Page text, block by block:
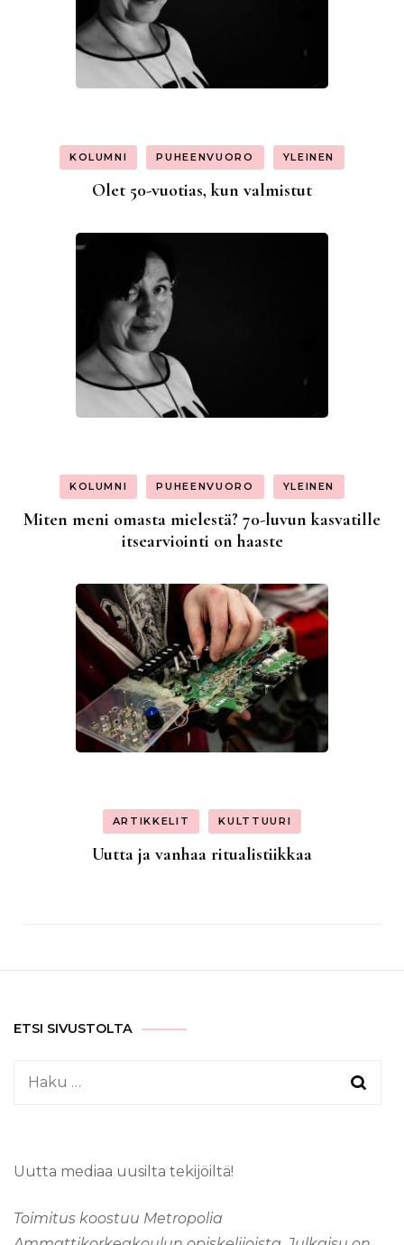
KOLUMNI PUHEENVUORO YLEINEN
Olet 50-vuotias, kun valmistut
KOLUMNI PUHEENVUORO YLEINEN
Miten meni omasta mielestä? 70-luvun kasvatille
itsearviointi on haaste
ARTIKKELIT KULTTUURI
Uutta ja vanhaa ritualistiikkaa
ETSI SIVUSTOLTA
Haku:
Uutta mediaa uusilta tekijöiltä!
Toimitus koostuu Metropolia